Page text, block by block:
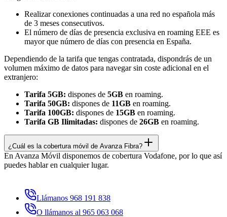
Realizar conexiones continuadas a una red no española más
de 3 meses consecutivos.
El número de días de presencia exclusiva en roaming EEE es
mayor que número de días con presencia en España.
Dependiendo de la tarifa que tengas contratada, dispondrás de un
volumen máximo de datos para navegar sin coste adicional en el
extranjero:
Tarifa 5GB: dispones de 5GB en roaming.
Tarifa 50GB: dispones de 11GB en roaming.
Tarifa 100GB: dispones de 15GB en roaming.
Tarifa GB Ilimitadas: dispones de 26GB en roaming.
¿Cuál es la cobertura móvil de Avanza Fibra?
En Avanza Móvil disponemos de cobertura Vodafone, por lo que así
puedes hablar en cualquier lugar.
Llámanos 968 191 838
O llámanos al 965 063 068